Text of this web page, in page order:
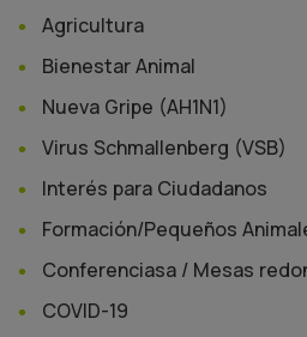
Agricultura
Bienestar Animal
Nueva Gripe (AH1N1)
Virus Schmallenberg (VSB)
Interés para Ciudadanos
Formación/Pequeños
Conferenciasa / Mesas
COVID-19